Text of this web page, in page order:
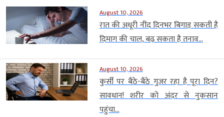
August 10, 2026
रात की अधूरी नींद दिनभर बिगाड़ सकती है
दिमाग की चाल, बढ़ सकता है तनाव...
August 10, 2026
कुर्सी पर बैठे-बैठे गुजर रहा है पूरा दिन?
सावधान! शरीर को अंदर से नुकसान
पहुंचा...